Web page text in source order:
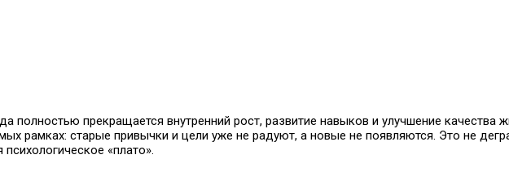
полностью прекращается внутренний рост, развитие навыков и улучшение качества
рамках: старые привычки и цели уже не радуют, а новые не появляются. Это не
«плато».